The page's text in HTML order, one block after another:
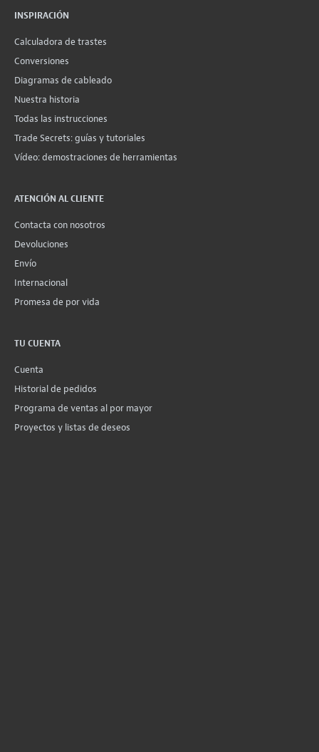
INSPIRACIÓN
Calculadora de trastes
Conversiones
Diagramas de cableado
Nuestra historia
Todas las instrucciones
Trade Secrets: guías y tutoriales
Vídeo: demostraciones de herramientas
ATENCIÓN AL CLIENTE
Contacta con nosotros
Devoluciones
Envío
Internacional
Promesa de por vida
TU CUENTA
Cuenta
Historial de pedidos
Programa de ventas al por mayor
Proyectos y listas de deseos